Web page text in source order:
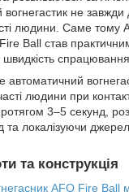
не завжди
людини. Саме тому
Ball став
швидкість
людини при
3–5 секунд,
та локалізуючи
та конструкція
AFO Fire Ball